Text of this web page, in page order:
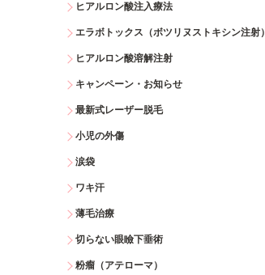
ヒアルロン酸注入療法
エラボトックス（ボツリヌストキシン注射）
ヒアルロン酸溶解注射
キャンペーン・お知らせ
最新式レーザー脱毛
小児の外傷
涙袋
ワキ汗
薄毛治療
切らない眼瞼下垂術
粉瘤（アテローマ）